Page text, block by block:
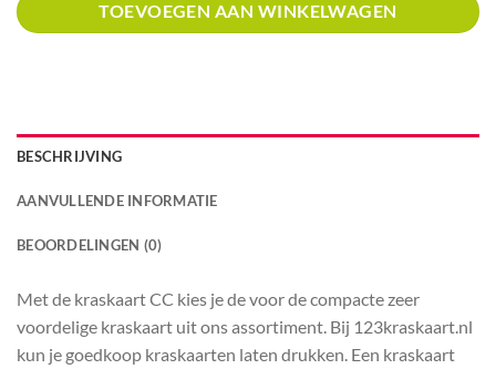
TOEVOEGEN AAN WINKELWAGEN
BESCHRIJVING
AANVULLENDE INFORMATIE
BEOORDELINGEN (0)
Met de kraskaart CC kies je de voor de compacte zeer
voordelige kraskaart uit ons assortiment. Bij 123kraskaart.nl
kun je goedkoop kraskaarten laten drukken. Een kraskaart